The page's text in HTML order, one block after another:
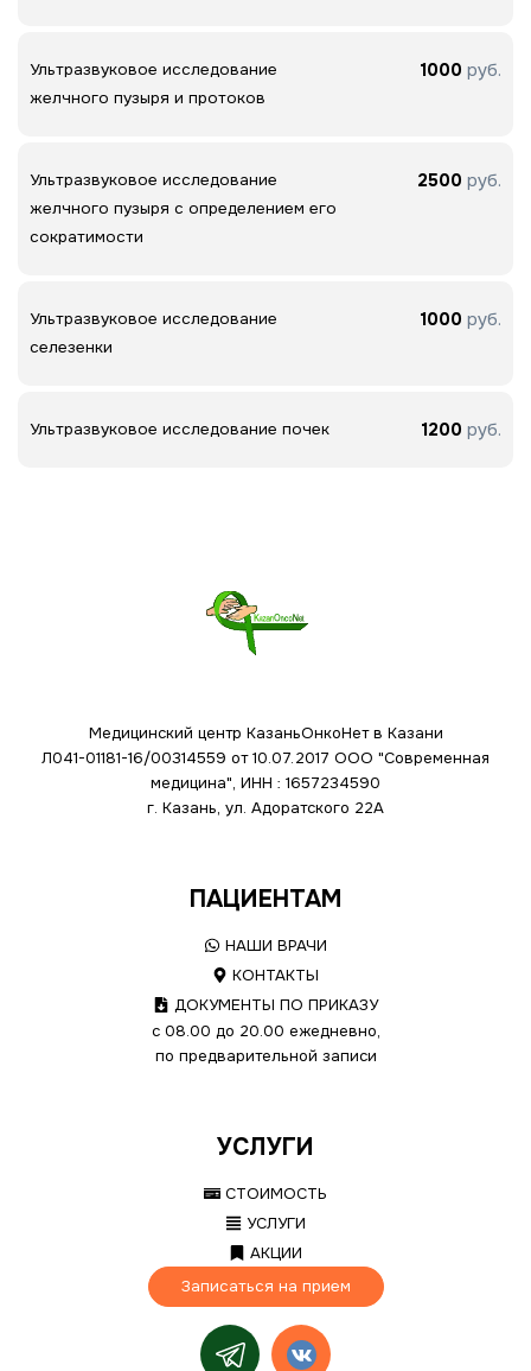
Ультразвуковое исследование
желчного пузыря и протоков
1000 руб.
Ультразвуковое исследование
желчного пузыря с определением его
сократимости
2500 руб.
Ультразвуковое исследование
селезенки
1000 руб.
Ультразвуковое исследование почек 1200 руб.
Медицинский центр КазаньОнкоНет в Казани
Л041-01181-16/00314559 от 10.07.2017 ООО "Современная
медицина", ИНН : 1657234590
г. Казань, ул. Адоратского 22А
ПАЦИЕНТАМ
НАШИ ВРАЧИ
КОНТАКТЫ
ДОКУМЕНТЫ ПО ПРИКАЗУ
с 08.00 до 20.00 ежедневно,
по предварительной записи
УСЛУГИ
СТОИМОСТЬ
УСЛУГИ
АКЦИИ
Записаться на прием